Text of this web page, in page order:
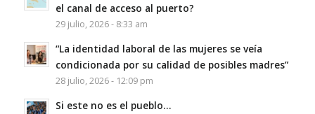
el canal de acceso al puerto?
29 julio, 2026 - 8:33 am
“La identidad laboral de las mujeres se veía
condicionada por su calidad de posibles madres”
28 julio, 2026 - 12:09 pm
Si este no es el pueblo…